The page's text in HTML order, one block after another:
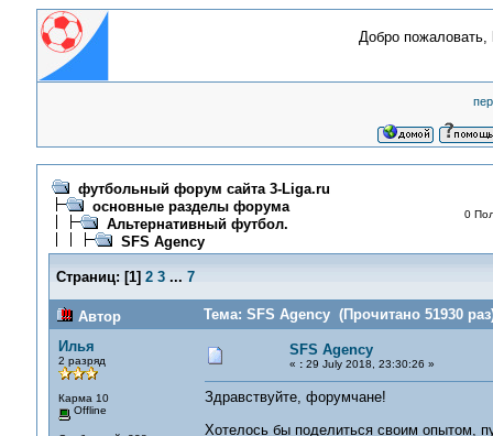
Добро пожаловать,
футбольный форум сайта 3-Liga.ru
основные разделы форума
Альтернативный футбол.
SFS Agency
0
Страниц: [1] 2 3 ... 7
Автор
Тема: SFS Agency (Прочитано 51930
Илья
2 разряд
Карма 10
Offline
SFS Agency
« :29 July 2018, 23:30:26 »
Здравствуйте, форумчане!
Хотелось бы поделиться своим опытом,